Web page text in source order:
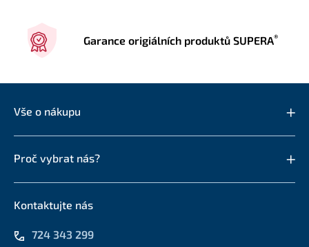
Garance origiálních produktů SUPERA®
Vše o nákupu
Proč vybrat nás?
Kontaktujte nás
724 343 299